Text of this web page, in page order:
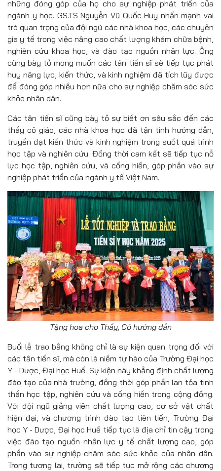
những đóng góp của họ cho sự nghiệp phát triển của
ngành y học. GS.TS Nguyễn Vũ Quốc Huy nhấn mạnh vai
trò quan trọng của đội ngũ các nhà khoa học, các chuyên
gia y tế trong việc nâng cao chất lượng khám chữa bệnh,
nghiên cứu khoa học, và đào tạo nguồn nhân lực. Ông
cũng bày tỏ mong muốn các tân tiến sĩ sẽ tiếp tục phát
huy năng lực, kiến thức, và kinh nghiệm đã tích lũy được
để đóng góp nhiều hơn nữa cho sự nghiệp chăm sóc sức
khỏe nhân dân.
Các tân tiến sĩ cũng bày tỏ sự biết ơn sâu sắc đến các
thầy cô giáo, các nhà khoa học đã tận tình hướng dẫn,
truyền đạt kiến thức và kinh nghiệm trong suốt quá trình
học tập và nghiên cứu. Đồng thời cam kết sẽ tiếp tục nỗ
lực học tập, nghiên cứu, và cống hiến, góp phần vào sự
nghiệp phát triển của ngành y tế Việt Nam.
Tặng hoa cho Thầy, Cô hướng dẫn
Buổi lễ trao bằng không chỉ là sự kiện quan trọng đối với
các tân tiến sĩ, mà còn là niềm tự hào của Trường Đại học
Y - Dược, Đại học Huế. Sự kiện này khẳng định chất lượng
đào tạo của nhà trường, đồng thời góp phần lan tỏa tinh
thần học tập, nghiên cứu và cống hiến trong cộng đồng.
Với đội ngũ giảng viên chất lượng cao, cơ sở vật chất
hiện đại, và chương trình đào tạo tiên tiến, Trường Đại
học Y - Dược, Đại học Huế tiếp tục là địa chỉ tin cậy trong
việc đào tạo nguồn nhân lực y tế chất lượng cao, góp
phần vào sự nghiệp chăm sóc sức khỏe của nhân dân.
Trong tương lai, trường sẽ tiếp tục mở rộng các chương